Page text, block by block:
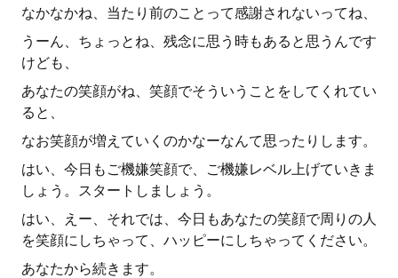
なかなかね、当たり前のことって感謝されないってね、
うーん、ちょっとね、残念に思う時もあると思うんです
けども、
あなたの笑顔がね、笑顔でそういうことをしてくれてい
ると、
なお笑顔が増えていくのかなーなんて思ったりします。
はい、今日もご機嫌笑顔で、ご機嫌レベル上げていきま
しょう。スタートしましょう。
はい、えー、それでは、今日もあなたの笑顔で周りの人
を笑顔にしちゃって、ハッピーにしちゃってください。
あなたから続きます。